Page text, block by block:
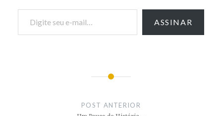
Digite seu e-mail…
ASSINAR
POST ANTERIOR